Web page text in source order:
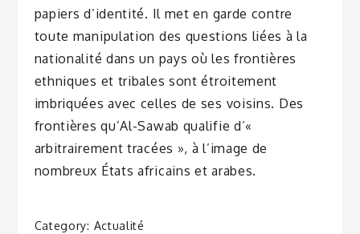
papiers d’identité. Il met en garde contre
toute manipulation des questions liées à la
nationalité dans un pays où les frontières
ethniques et tribales sont étroitement
imbriquées avec celles de ses voisins. Des
frontières qu’Al-Sawab qualifie d’«
arbitrairement tracées », à l’image de
nombreux États africains et arabes.
Category: Actualité